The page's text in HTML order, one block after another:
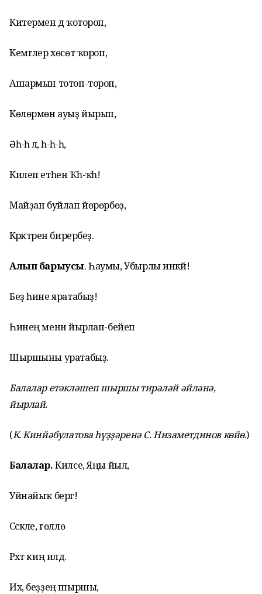
Китермен дә ҡотороп,
Кемгәлер хөсөт ҡороп,
Ашармын тотоп-тороп,
Көлөрмөн ауыҙ йырып,
Әһә-һә лә, әһ-һә-һә,
Килеп етһен Ҡәһ-ҡәһә!
Майҙан буйлап йөрөрбөҙ,
Кәрәктәрен бирербеҙ.
Алып барыусы. Һаумы, Убырлы инәкәй!
Беҙ һине яратабыҙ!
Һинең менән йырлап-бейеп
Шыршыны уратабыҙ.
Балалар етәкләшеп шыршы тирәләй әйләнә,
йырлай.
(К. Кинйәбулатова һүҙҙәренә С. Низаметдинов көйө.)
Балалар.Килсе, Яңы йыл,
Уйнайыҡ бергә!
Сәскәле, гөллө
Рәхәт киң илдә.
Их, беҙҙең шыршы,